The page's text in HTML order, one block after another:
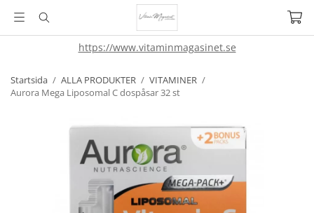
https://www.vitaminmagasinet.se
Startsida / ALLA PRODUKTER / VITAMINER /
Aurora Mega Liposomal C dospåsar 32 st